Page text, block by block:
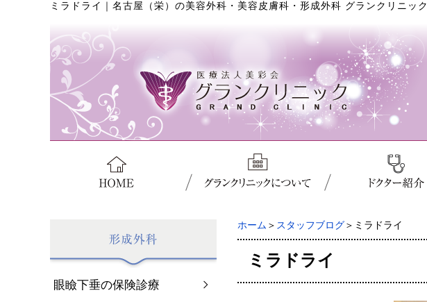
ミラドライ 名古屋（栄）の美容外科・美容皮膚科・形成外科 グランクリニック
ホーム ＞ スタッフブログ ＞ミラドライ
ミラドライ
眼瞼下垂の保険診療